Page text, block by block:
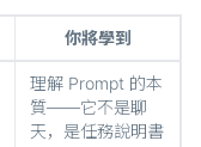
你將學到
理解 Prompt 的本
質——它不是聊
天，是任務說明書